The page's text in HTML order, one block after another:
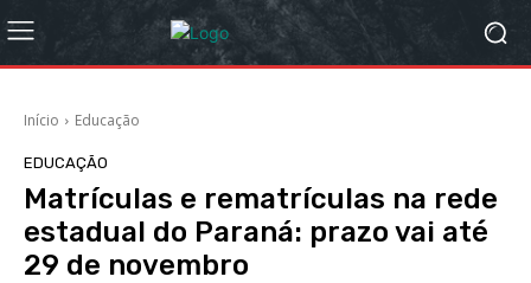
Início Educação
EDUCAÇÃO
Matrículas e rematrículas na rede
estadual do Paraná: prazo vai até
29 de novembro